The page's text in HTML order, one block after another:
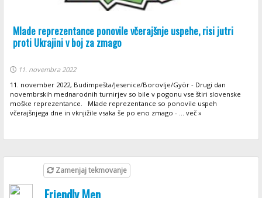
Mlade reprezentance ponovile včerajšnje uspehe, risi jutri
proti Ukrajini v boj za zmago
11. novembra 2022
11. november 2022, Budimpešta/Jesenice/Borovlje/Györ - Drugi dan
novembrskih mednarodnih turnirjev so bile v pogonu vse štiri slovenske
moške reprezentance. Mlade reprezentance so ponovile uspeh
včerajšnjega dne in vknjižile vsaka še po eno zmago - ... več »
Zamenjaj tekmovanje
Friendly Men